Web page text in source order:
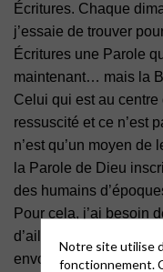
Écritures. Chaque
j’essaie de trouver
Écritures une Parole
maintenant… mais la
Celui qui est au centre
ressuscité et ce n’est
n’est qu’un moyen
la Parole de Dieu
des humains
Pour cela, j’ai besoin
d’ailleurs pour cette
envoie son Esprit
Notre site utilise
fonctionnement.